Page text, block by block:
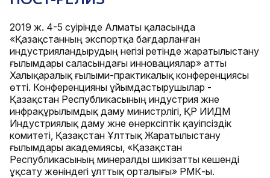
2019 ж. 4-5 сәуірінде Алматы қаласында
«Қазақстанның экспортқа бағдарланған
индустрияландырудың негізі ретінде жаратылыстану
ғылымдары саласындағы инновациялар» атты
Халықаралық ғылыми-практикалық конференциясы
өтті. Конференцияны ұйымдастырушылар -
Қазақстан Республикасының индустрия және
инфрақұрылымдық даму министрлігі, ҚР ИИДМ
Индустриялық даму және өнеркәсіптік қауіпсіздік
комитеті, Қазақстан Ұлттық Жаратылыстану
ғылымдары академиясы, «Қазақстан
Республикасының минералды шикізатты кешенді
ұқсату жөніндегі ұлттық орталығы» РМК-ы.